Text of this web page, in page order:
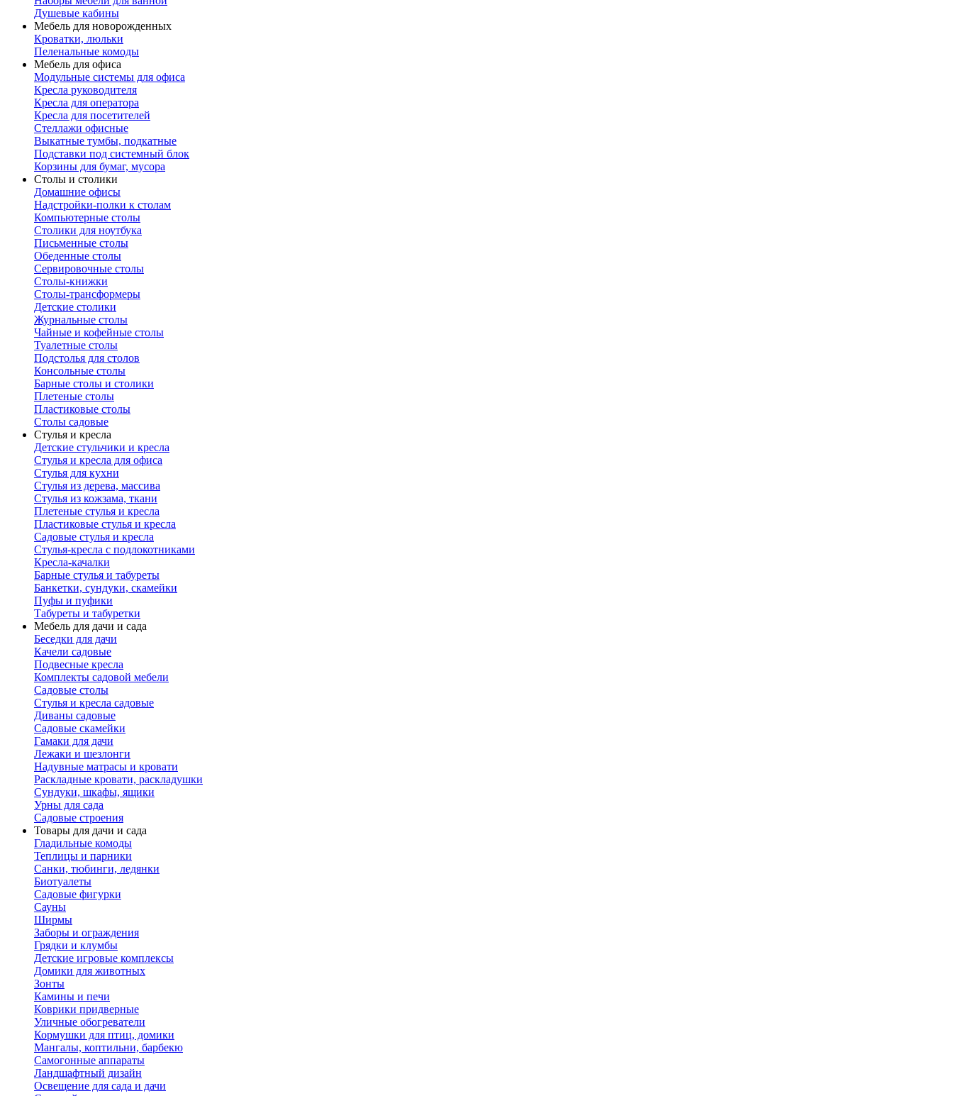
Душевые кабины
Мебель для новорожденных
Кроватки, люльки
Пеленальные комоды
Мебель для офиса
Модульные системы для офиса
Кресла руководителя
Кресла для оператора
Кресла для посетителей
Стеллажи офисные
Выкатные тумбы, подкатные
Подставки под системный блок
Корзины для бумаг, мусора
Столы и столики
Домашние офисы
Надстройки-полки к столам
Компьютерные столы
Столики для ноутбука
Письменные столы
Обеденные столы
Сервировочные столы
Столы-книжки
Столы-трансформеры
Детские столики
Журнальные столы
Чайные и кофейные столы
Туалетные столы
Подстолья для столов
Консольные столы
Барные столы и столики
Плетеные столы
Пластиковые столы
Столы садовые
Стулья и кресла
Детские стульчики и кресла
Стулья и кресла для офиса
Стулья для кухни
Стулья из дерева, массива
Стулья из кожзама, ткани
Плетеные стулья и кресла
Пластиковые стулья и кресла
Садовые стулья и кресла
Стулья-кресла с подлокотниками
Кресла-качалки
Барные стулья и табуреты
Банкетки, сундуки, скамейки
Пуфы и пуфики
Табуреты и табуретки
Мебель для дачи и сада
Беседки для дачи
Качели садовые
Подвесные кресла
Комплекты садовой мебели
Садовые столы
Стулья и кресла садовые
Диваны садовые
Садовые скамейки
Гамаки для дачи
Лежаки и шезлонги
Надувные матрасы и кровати
Раскладные кровати, раскладушки
Сундуки, шкафы, ящики
Урны для сада
Садовые строения
Товары для дачи и сада
Гладильные комоды
Теплицы и парники
Санки, тюбинги, ледянки
Биотуалеты
Садовые фигурки
Сауны
Ширмы
Заборы и ограждения
Грядки и клумбы
Детские игровые комплексы
Домики для животных
Зонты
Камины и печи
Коврики придверные
Уличные обогреватели
Кормушки для птиц, домики
Мангалы, коптильни, барбекю
Самогонные аппараты
Ландшафтный дизайн
Освещение для сада и дачи